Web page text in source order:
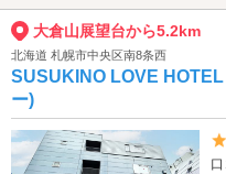
大倉山展望台から5.2km
北海道 札幌市中央区南8条西
SUSUKINO LOVE
ー)